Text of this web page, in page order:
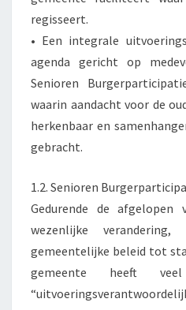
regisseert.
• Een integrale
agenda gericht op
Senioren
waarin aandacht voor de
herkenbaar en
gebracht.
1.2. Senioren
Gedurende de
wezenlijke
gemeentelijke beleid tot
gemeente heeft